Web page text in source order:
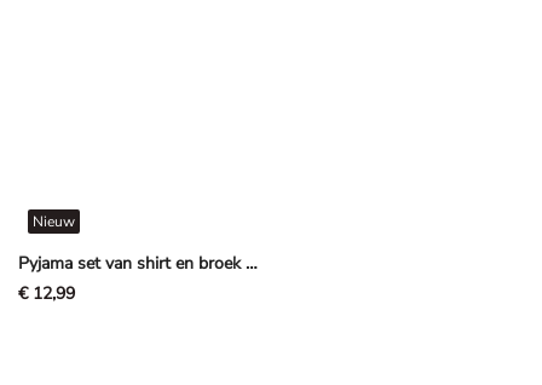
Pyjama set van shirt en broek - Paw Patrol - Lichtroze
Nieuw
€ 12,99